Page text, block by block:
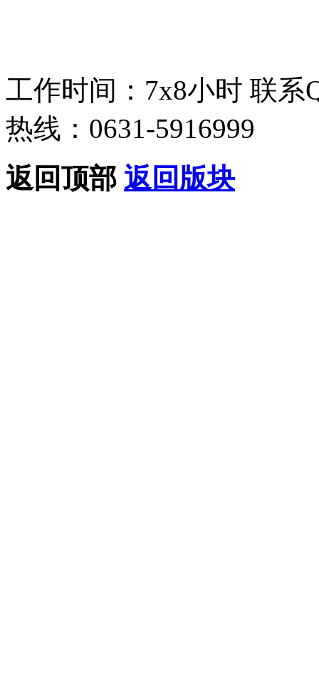
工作时间：7x8小时 联系
热线：0631-5916999
返回顶部 返回版块